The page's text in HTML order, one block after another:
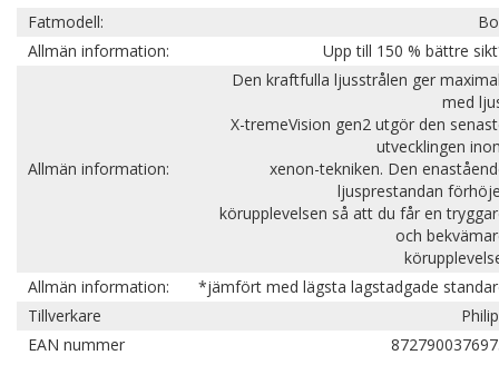
Fatmodell:
Allmän information:
Upp till 150 % bättre
Allmän information:
Den kraftfulla ljusstrålen ger
med
X-tremeVision gen2 utgör den
utvecklingen
xenon-tekniken. Den
ljusprestandan
körupplevelsen så att du får en
och
Allmän information:
*jämfört med lägsta lagstadgade
Tillverkare
EAN nummer